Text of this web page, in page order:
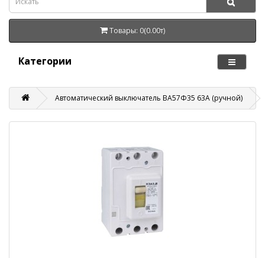
Товары: 0(0.00т)
Категории
Автоматический выключатель ВА57Ф35 63А (ручной)